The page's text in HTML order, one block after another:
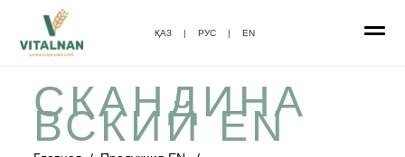
ҚАЗ | РУС | EN
СКАНДИНА
ВСКИЙ EN